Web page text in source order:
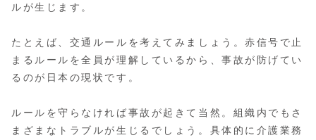
ルが生じます。
たとえば、交通ルールを考えてみましょう。赤信号で止
まるルールを全員が理解しているから、事故が防げてい
るのが日本の現状です。
ルールを守らなければ事故が起きて当然。組織内でもさ
まざまなトラブルが生じるでしょう。具体的に介護業務